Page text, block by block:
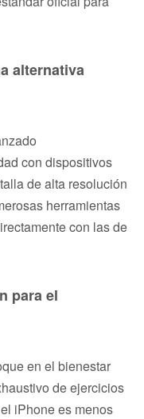
alternativa
con dispositivos
de alta resolución
herramientas
con las de
para el
en el bienestar
de ejercicios
iPhone es menos